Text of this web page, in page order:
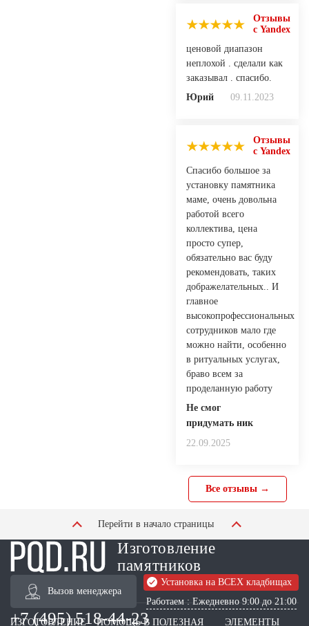
Отзывы
с Yandex
ценовой диапазон
неплохой . сделали как
заказывал . спасибо.
Юрий
09.11.2023
Отзывы
с Yandex
Спасибо большое за
установку памятника
маме, очень довольна
работой всего
коллектива, цена
просто супер,
обязательно вас буду
рекомендовать, таких
дображелательных.. И
главное
высокопрофессиональных
сотрудников мало где
можно найти, особенно
в ритуальных услугах,
браво всем за
проделанную работу
Не смог
придумать ник
22.09.2025
Все отзывы →
Перейти в начало страницы
Изготовление
памятников
Вызов менеджера
Установка на ВСЕХ кладбищах
Работаем : Ежедневно 9:00 до 21:00
+7 (495) 518-44-23
ИЗГОТОВЛЕНИЕ ПОМОЩЬ В ПОЛЕЗНАЯ ЭЛЕМЕНТЫ